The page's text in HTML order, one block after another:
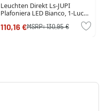
Leuchten Direkt Ls-JUPI
Plafoniera LED Bianco, 1-Luce,
Telecomando, Cambia colore
110,16 €MSRP:130,95 €